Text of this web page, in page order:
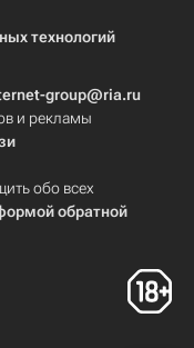
технологий
group@ria.ru
и рекламы
обо всех
обратной